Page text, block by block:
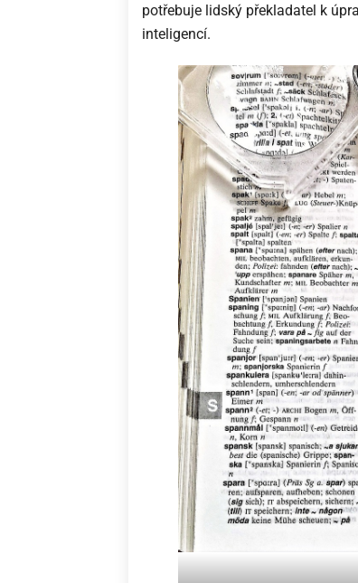
potřebuje lidský překladatel k
inteligencí.